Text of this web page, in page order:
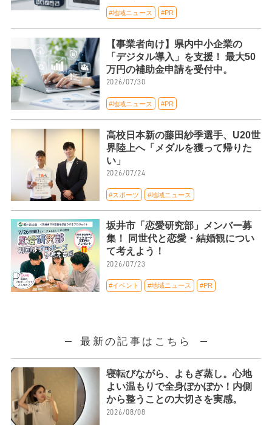
#地域ニュース #PR
【事業者向け】県内中小企業の
「デジタル導入」を支援！ 最大50
万円の補助金申請を受付中。
2026/07/30
#地域ニュース #PR
高校日本新の藤田紗季選手、U20世
界陸上へ「メダルを獲って帰りた
い」
2026/07/24
#スポーツ #地域ニュース
坂井市「恋愛研究部」メンバー募
集！ 同世代と恋愛・結婚観につい
て考えよう！
2026/07/23
#イベント #地域ニュース #PR
最新の記事はこちら
寝転びながら、よもぎ蒸し。心地
よい温もりで全身ぽかぽか！内側
から整うことの大切さを実感。
2026/08/08